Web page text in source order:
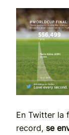
En Twitter la
record, se